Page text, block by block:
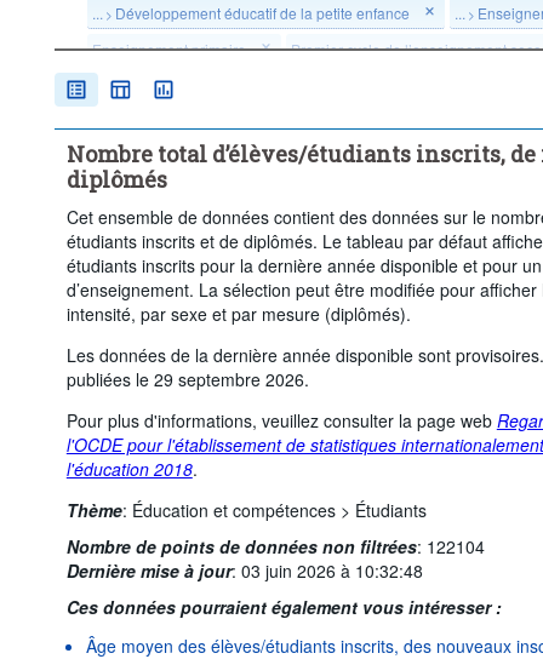
... > Développement éducatif de la petite enfance ... >
Enseignement primaire
Premier cycle de l’enseignement
Deuxième cycle de l’enseignement secondaire
...>Filière professionnelle du deuxième cycle de l’enseignement
Enseignement post-secondaire non tertiaire
Niveau licence ou équivalent
Niveau master ou équivalent
Mesure:
Étudiants Sexe: Total
Période de temps:
Début: 2024
Fin: 2024
Nombre total d’élèves/étudiants inscrits,
diplômés
Cet ensemble de données contient des données sur le
étudiants inscrits et de diplômés. Le tableau par défaut
étudiants inscrits pour la dernière année disponible et pour
d’enseignement. La sélection peut être modifiée pour
intensité, par sexe et par mesure (diplômés).
Les données de la dernière année disponible sont
publiées le 29 septembre 2026.
Pour plus d'informations, veuillez consulter la page web
l'OCDE pour l'établissement de statistiques
l'éducation 2018.
Thème: Éducation et compétences > Étudiants
Nombre de points de données non filtrées: 122104
Dernière mise à jour: 03 juin 2026 à 10:32:48
Ces données pourraient également vous intéresser :
Âge moyen des élèves/étudiants inscrits, des nouveaux